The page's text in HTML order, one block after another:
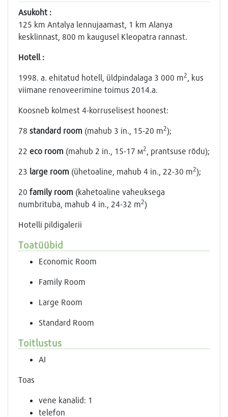
Asukoht :
125 km Antalya lennujaamast, 1 km Alanya
kesklinnast, 800 m kaugusel Kleopatra rannast.
Hotell :
1998. a. ehitatud hotell, üldpindalaga 3 000 m2 , kus
viimane renoveerimine toimus 2014.a.
Koosneb kolmest 4-korruselisest hoonest:
78 standard room (mahub 3 in., 15-20 m2);
22 eco room (mahub 2 in., 15-17 м2 , prantsuse rõdu);
23 large room (ühetoaline, mahub 4 in., 22-30 m2);
20 family room (kahetoaline vaheuksega
numbrituba, mahub 4 in., 24-32 m2)
Hotelli pildigalerii
Toatüübid
Economic Room
Family Room
Large Room
Standard Room
Toitlustus
AI
Toas
vene kanalid: 1
telefon